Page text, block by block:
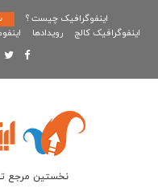
اینفوگرافیک چیست ؟
اینفوگرافیک کالج
رویدادها
نخستین مرجع